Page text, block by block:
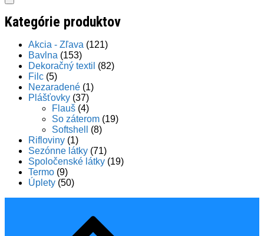
Kategórie produktov
Akcia - Zľava (121)
Bavlna (153)
Dekoračný textil (82)
Filc (5)
Nezaradené (1)
Plášťovky (37)
Flauš (4)
So záterom (19)
Softshell
(8)
Rifloviny (1)
Sezónne látky (71)
Spoločenské látky (19)
Termo (9)
Úplety (50)